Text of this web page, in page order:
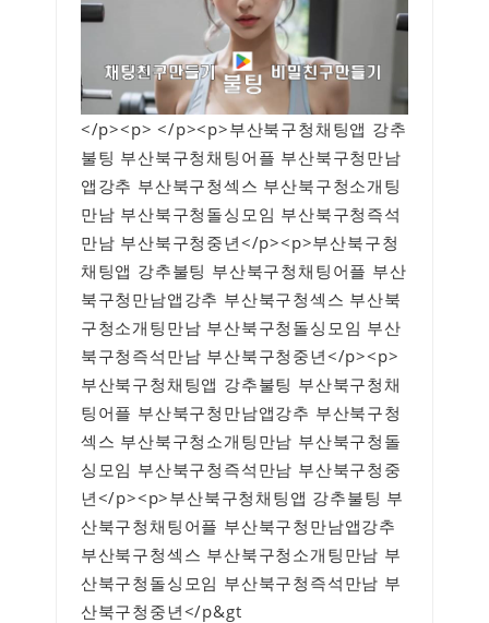
</p><p> </p><p>부산북구청채팅앱 강추
불팅 부산북구청채팅어플 부산북구청만남
앱강추 부산북구청섹스 부산북구청소개팅
만남 부산북구청돌싱모임 부산북구청즉석
만남 부산북구청중년</p><p>부산북구청
채팅앱 강추불팅 부산북구청채팅어플 부산
북구청만남앱강추 부산북구청섹스 부산북
구청소개팅만남 부산북구청돌싱모임 부산
북구청즉석만남 부산북구청중년</p><p>
부산북구청채팅앱 강추불팅 부산북구청채
팅어플 부산북구청만남앱강추 부산북구청
섹스 부산북구청소개팅만남 부산북구청돌
싱모임 부산북구청즉석만남 부산북구청중
년</p><p>부산북구청채팅앱 강추불팅 부
산북구청채팅어플 부산북구청만남앱강추
부산북구청섹스 부산북구청소개팅만남 부
산북구청돌싱모임 부산북구청즉석만남 부
산북구청중년</p&gt